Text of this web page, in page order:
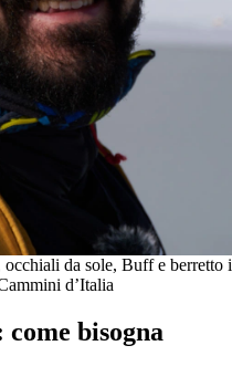
da sole, Buff e berretto
d’Italia
bisogna